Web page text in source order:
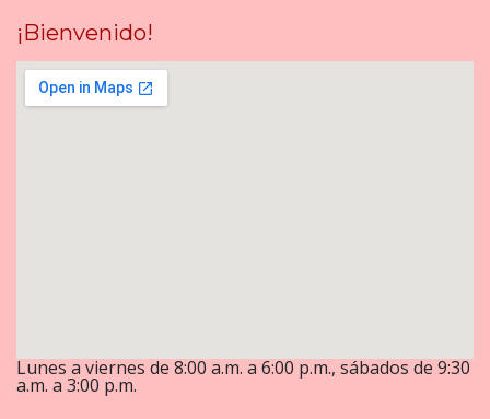
¡Bienvenido!
Lunes a viernes de 8:00 a.m. a 6:00 p.m., sábados de 9:30
a.m. a 3:00 p.m.